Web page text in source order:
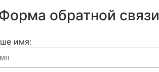
обратной связи
имя: